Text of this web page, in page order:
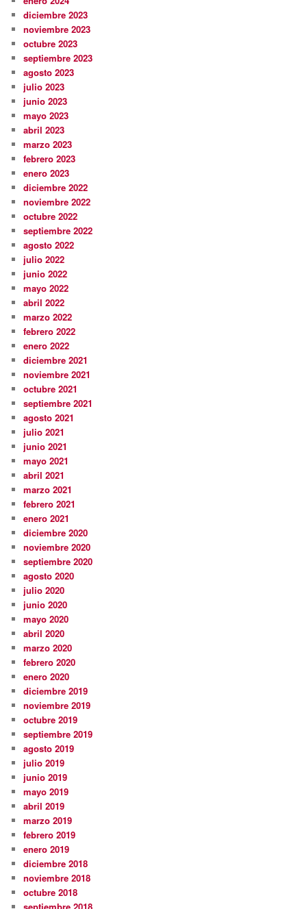
diciembre 2023
noviembre 2023
octubre 2023
septiembre 2023
agosto 2023
julio 2023
junio 2023
mayo 2023
abril 2023
marzo 2023
febrero 2023
enero 2023
diciembre 2022
noviembre 2022
octubre 2022
septiembre 2022
agosto 2022
julio 2022
junio 2022
mayo 2022
abril 2022
marzo 2022
febrero 2022
enero 2022
diciembre 2021
noviembre 2021
octubre 2021
septiembre 2021
agosto 2021
julio 2021
junio 2021
mayo 2021
abril 2021
marzo 2021
febrero 2021
enero 2021
diciembre 2020
noviembre 2020
septiembre 2020
agosto 2020
julio 2020
junio 2020
mayo 2020
abril 2020
marzo 2020
febrero 2020
enero 2020
diciembre 2019
noviembre 2019
octubre 2019
septiembre 2019
agosto 2019
julio 2019
junio 2019
mayo 2019
abril 2019
marzo 2019
febrero 2019
enero 2019
diciembre 2018
noviembre 2018
octubre 2018